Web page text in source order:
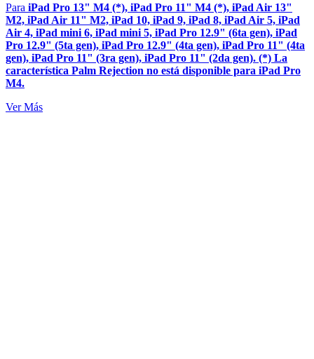
Para iPad Pro 13" M4 (*), iPad Pro 11" M4 (*), iPad Air 13"
M2, iPad Air 11" M2, iPad 10, iPad 9, iPad 8, iPad Air 5, iPad
Air 4, iPad mini 6, iPad mini 5, iPad Pro 12.9" (6ta gen), iPad
Pro 12.9" (5ta gen), iPad Pro 12.9" (4ta gen), iPad Pro 11" (4ta
gen), iPad Pro 11" (3ra gen), iPad Pro 11" (2da gen). (*) La
característica Palm Rejection no está disponible para iPad Pro
M4.
Ver Más